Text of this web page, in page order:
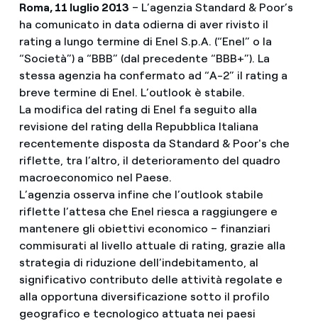
Roma, 11 luglio 2013 – L’agenzia Standard & Poor’s
ha comunicato in data odierna di aver rivisto il
rating a lungo termine di Enel S.p.A. (“Enel” o la
“Società”) a “BBB” (dal precedente “BBB+”). La
stessa agenzia ha confermato ad “A-2” il rating a
breve termine di Enel. L’outlook è stabile.
La modifica del rating di Enel fa seguito alla
revisione del rating della Repubblica Italiana
recentemente disposta da Standard & Poor's che
riflette, tra l’altro, il deterioramento del quadro
macroeconomico nel Paese.
L’agenzia osserva infine che l’outlook stabile
riflette l’attesa che Enel riesca a raggiungere e
mantenere gli obiettivi economico – finanziari
commisurati al livello attuale di rating, grazie alla
strategia di riduzione dell’indebitamento, al
significativo contributo delle attività regolate e
alla opportuna diversificazione sotto il profilo
geografico e tecnologico attuata nei paesi